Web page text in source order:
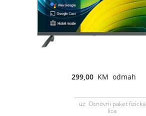
299,00 KM odmah
uz Osnovni paket fizicka
lica